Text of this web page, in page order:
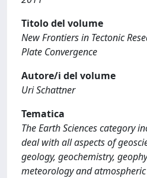
Titolo del volume
New Frontiers in Tectonic
Plate Convergence
Autore/i del volume
Uri Schattner
Tematica
The Earth Sciences category
deal with all aspects of
geology, geochemistry,
meteorology and atmospheric